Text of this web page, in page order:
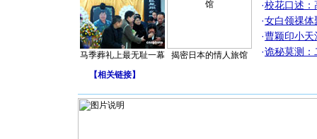
马季葬礼上最无耻一幕 揭密日本的情人旅馆
·校花口述：
·女白领祼体
·曹颖印小天
·诡秘莫测：
【相关链接】